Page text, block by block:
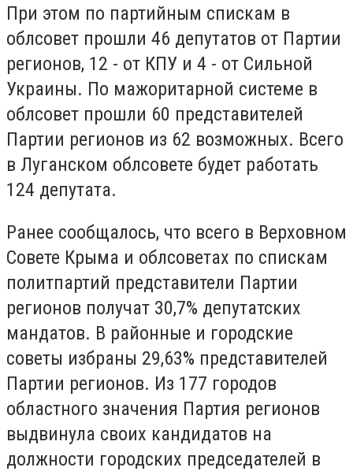
При этом по партийным спискам в
облсовет прошли 46 депутатов от Партии
регионов, 12 - от КПУ и 4 - от Сильной
Украины. По мажоритарной системе в
облсовет прошли 60 представителей
Партии регионов из 62 возможных. Всего
в Луганском облсовете будет работать
124 депутата.
Ранее сообщалось, что всего в Верховном
Совете Крыма и облсоветах по спискам
политпартий представители Партии
регионов получат 30,7% депутатских
мандатов. В районные и городские
советы избраны 29,63% представителей
Партии регионов. Из 177 городов
областного значения Партия регионов
выдвинула своих кандидатов на
должности городских председателей в